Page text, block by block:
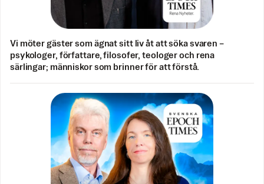
Vi möter gäster som ägnat sitt liv åt att söka svaren –
psykologer, författare, filosofer, teologer och rena
särlingar; människor som brinner för att förstå.